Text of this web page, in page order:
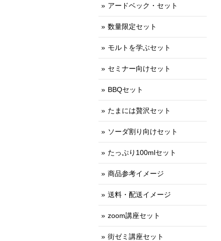
アードベック・セット
数量限定セット
モルトを学ぶセット
セミナー向けセット
BBQセット
たまには贅沢セット
ソーダ割り向けセット
たっぷり100mlセット
商品参考イメージ
送料・配送イメージ
zoom講座セット
街ゼミ講座セット